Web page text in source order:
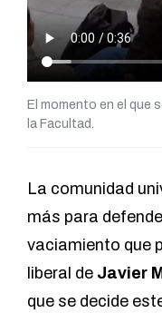
El momento en el que
la Facultad.
La comunidad
más para
vaciamiento que
liberal de Javier
que se decide